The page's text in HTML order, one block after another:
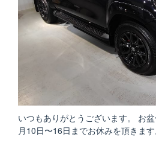
いつもありがとうございます。 お
月10日〜16日までお休みを頂きま